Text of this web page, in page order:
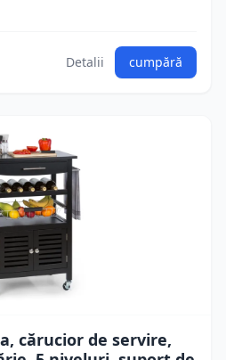
Detalii cumpără
cărucior de servire,